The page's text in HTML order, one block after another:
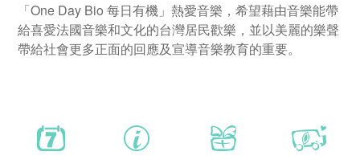
「One Day Bio 每日有機」熱愛音樂，希望藉由音樂能帶
給喜愛法國音樂和文化的台灣居民歡樂，並以美麗的樂聲
帶給社會更多正面的回應及宣導音樂教育的重要。